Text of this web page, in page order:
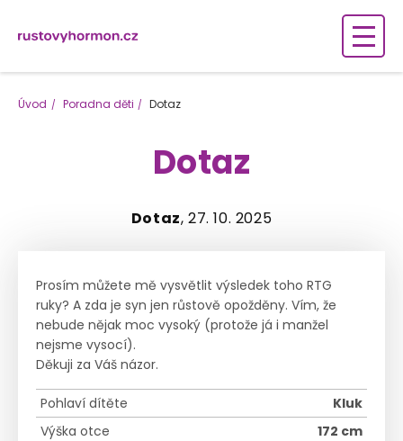
Úvod Poradna děti Dotaz
Dotaz
Dotaz, 27. 10. 2025
Prosím můžete mě vysvětlit výsledek toho RTG
ruky? A zda je syn jen růstově opožděny. Vím, že
nebude nějak moc vysoký (protože já i manžel
nejsme vysocí).
Děkuji za Váš názor.
Pohlaví dítěte
Kluk
Výška otce
172 cm